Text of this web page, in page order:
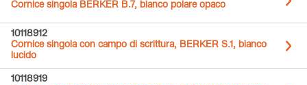
Cornice singola BERKER B.7, bianco polare opaco
10118912
Cornice singola con campo di scrittura, BERKER S.1, bianco
lucido
10118919